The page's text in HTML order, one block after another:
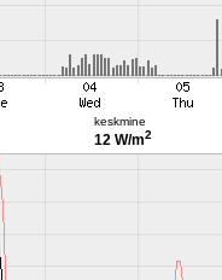
keskmine
12 W/m2